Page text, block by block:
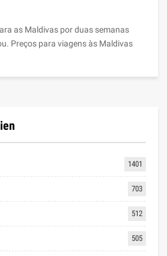
as Maldivas por duas semanas
Preços para viagens às Maldivas
1401
703
512
505